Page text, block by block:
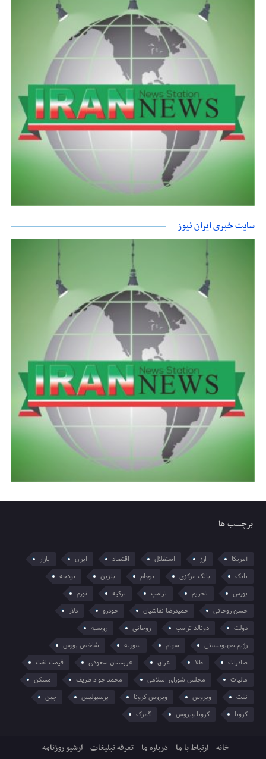
سایت خبری ایران نیوز
برچسب ها
آمریکا ارز استقلال اقتصاد ایران
بازار
بانک
بانک مرکزی برجام بنزین
بودجه
بورس
تحریم ترامپ ترکیه
تورم
حسن روحانی
حمیدرضا نقاشیان خودرو
دلار
دولت
دونالد ترامپ روحانی
روسیه
رژیم صهیونیستی
سهام سوریه
شاخص بورس
صادرات
طلا عراق عربستان سعودی
قیمت نفت
مالیات
مجلس شورای اسلامی محمد جواد ظریف
مسکن
نفت
ویروس ویروس کرونا پرسپولیس
چین
کرونا
کرونا ویروس گمرک
خانه ارتباط با ما درباره ما تعرفه تبلیغات ارشیو روزنامه